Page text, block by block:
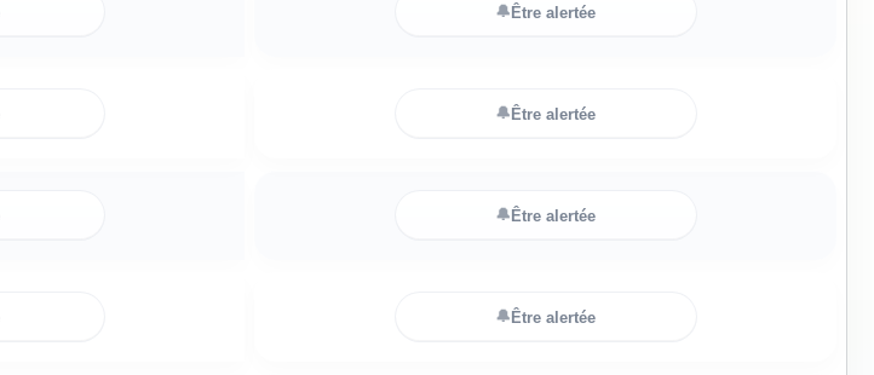
🔔Être alertée
🔔Être alertée
🔔Être alertée
🔔Être alertée